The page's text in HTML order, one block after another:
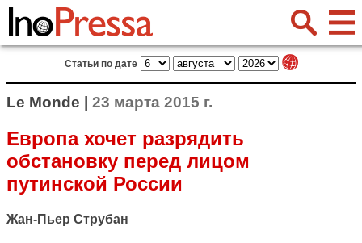
Статьи по дате
Le Monde | 23 марта 2015 г.
Европа хочет разрядить
обстановку перед лицом
путинской России
Жан-Пьер Струбан